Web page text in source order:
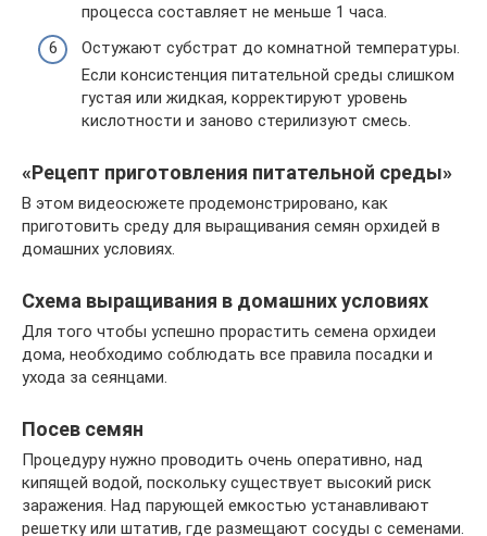
процесса составляет не меньше 1 часа.
Остужают субстрат до комнатной температуры.
Если консистенция питательной среды слишком
густая или жидкая, корректируют уровень
кислотности и заново стерилизуют смесь.
«Рецепт приготовления питательной среды»
В этом видеосюжете продемонстрировано, как
приготовить среду для выращивания семян орхидей в
домашних условиях.
Схема выращивания в домашних условиях
Для того чтобы успешно прорастить семена орхидеи
дома, необходимо соблюдать все правила посадки и
ухода за сеянцами.
Посев семян
Процедуру нужно проводить очень оперативно, над
кипящей водой, поскольку существует высокий риск
заражения. Над парующей емкостью устанавливают
решетку или штатив, где размещают сосуды с семенами.